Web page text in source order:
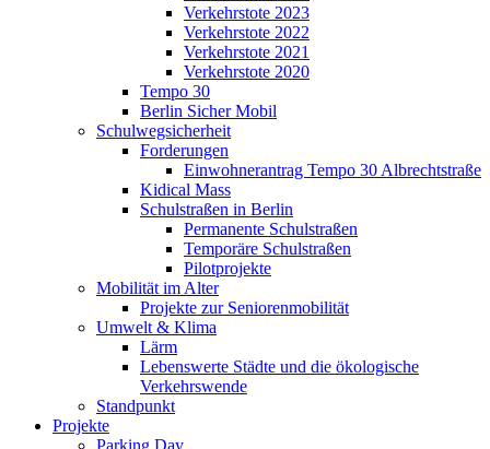
Verkehrstote 2023
Verkehrstote 2022
Verkehrstote 2021
Verkehrstote 2020
Tempo 30
Berlin Sicher Mobil
Schulwegsicherheit
Forderungen
Einwohnerantrag Tempo 30 Albrechtstraße
Kidical Mass
Schulstraßen in Berlin
Permanente Schulstraßen
Temporäre Schulstraßen
Pilotprojekte
Mobilität im Alter
Projekte zur Seniorenmobilität
Umwelt & Klima
Lärm
Lebenswerte Städte und die ökologische
Verkehrswende
Standpunkt
Projekte
Parking Day